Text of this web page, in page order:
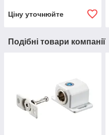
Ціну уточнюйте
Подібні товари компанії